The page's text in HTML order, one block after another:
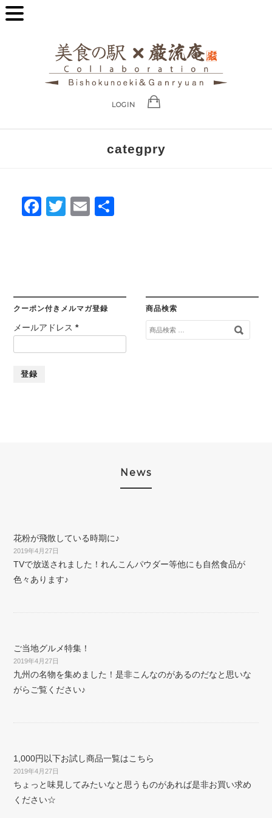
LOGIN
categpry
Facebook
TwitterEmail
クーポン付きメルマガ登録
メールアドレス*
商品検索
検
索
News
花粉が飛散している時期に♪
2019年4月27日
TVで放送されました！れんこんパウダー等他にも自然食品が
色々あります♪
ご当地グルメ特集！
2019年4月27日
九州の名物を集めました！是非こんなのがあるのだなと思いな
がらご覧ください♪
1,000円以下お試し商品一覧はこちら
2019年4月27日
ちょっと味見してみたいなと思うものがあれば是非お買い求め
ください☆